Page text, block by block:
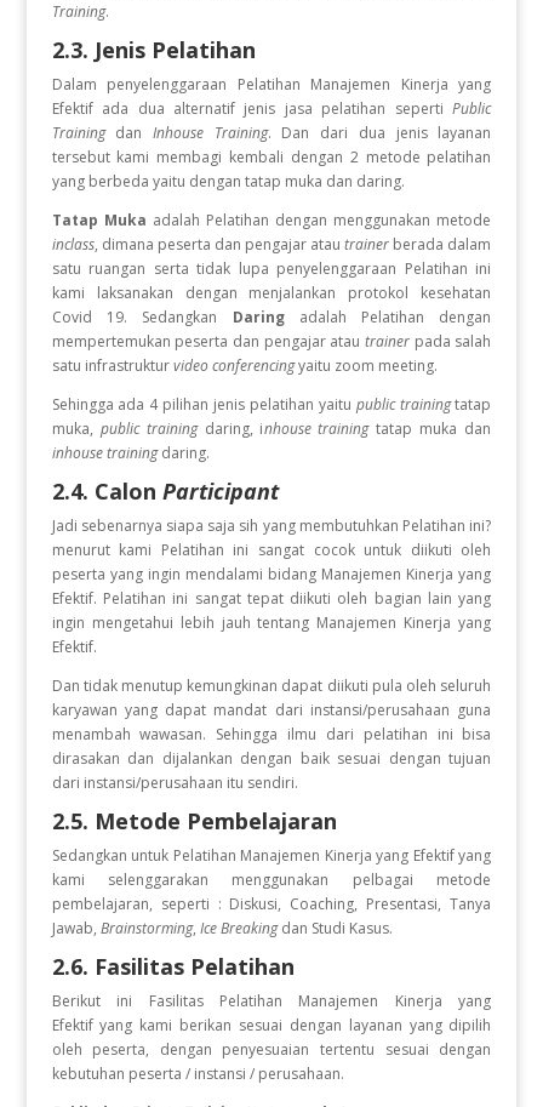
Training.
2.3. Jenis Pelatihan
Dalam penyelenggaraan Pelatihan Manajemen Kinerja yang
Efektifada dua alternatif jenis jasa pelatihan sepertiPublic
TrainingdanInhouse Training. Dan dari dua jenis layanan
tersebut kami membagi kembali dengan 2 metode pelatihan
yang berbeda yaitu dengan tatap muka dan daring.
Tatap Muka adalah Pelatihan dengan menggunakan metode
inclass, dimana peserta dan pengajar atautrainer berada dalam
satu ruangan serta tidak lupa penyelenggaraan Pelatihan ini
kami laksanakan dengan menjalankan protokol kesehatan
Covid 19. Sedangkan Daring adalah Pelatihan dengan
mempertemukan peserta dan pengajar atautrainer pada salah
satu infrastrukturvideo conferencingyaitu zoom meeting.
Sehingga ada 4 pilihan jenis pelatihan yaitu public trainingtatap
muka, public trainingdaring, inhouse trainingtatap muka dan
inhouse trainingdaring.
2.4. Calon Participant
Jadi sebenarnya siapa saja sih yang membutuhkan Pelatihan ini?
menurut kami Pelatihan ini sangat cocok untuk diikuti oleh
peserta yang ingin mendalami bidang Manajemen Kinerja yang
Efektif. Pelatihan ini sangat tepat diikuti oleh bagian lain yang
ingin mengetahui lebih jauh tentang Manajemen Kinerja yang
Efektif.
Dan tidak menutup kemungkinan dapat diikuti pula oleh seluruh
karyawan yang dapat mandat dari instansi/perusahaan guna
menambah wawasan. Sehingga ilmu dari pelatihan ini bisa
dirasakan dan dijalankan dengan baik sesuai dengan tujuan
dari instansi/perusahaan itu sendiri.
2.5. Metode Pembelajaran
Sedangkan untuk Pelatihan Manajemen Kinerja yang Efektifyang
kami selenggarakan menggunakan pelbagai metode
pembelajaran, seperti : Diskusi, Coaching, Presentasi, Tanya
Jawab, Brainstorming, Ice Breakingdan Studi Kasus.
2.6. Fasilitas Pelatihan
Berikut ini Fasilitas Pelatihan Manajemen Kinerja yang
Efektifyang kami berikan sesuai dengan layanan yang dipilih
oleh peserta, dengan penyesuaian tertentu sesuai dengan
kebutuhan peserta / instansi / perusahaan.